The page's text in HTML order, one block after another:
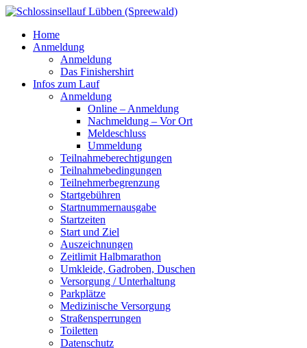
Home
Anmeldung
Anmeldung
Das Finishershirt
Infos zum Lauf
Anmeldung
Online – Anmeldung
Nachmeldung – Vor Ort
Meldeschluss
Ummeldung
Teilnahmeberechtigungen
Teilnahmebedingungen
Teilnehmerbegrenzung
Startgebühren
Startnummernausgabe
Startzeiten
Start und Ziel
Auszeichnungen
Zeitlimit Halbmarathon
Umkleide, Gadroben, Duschen
Versorgung / Unterhaltung
Parkplätze
Medizinische Versorgung
Straßensperrungen
Toiletten
Datenschutz